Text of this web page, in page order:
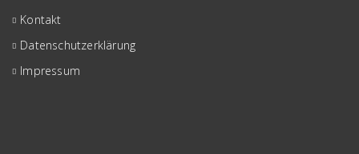
Kontakt
Datenschutzerklärung
Impressum